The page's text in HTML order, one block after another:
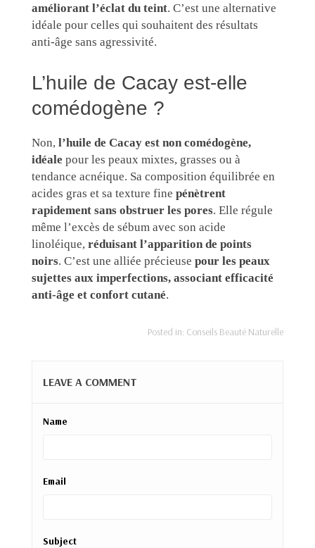
améliorant l’éclat du teint. C’est une alternative
idéale pour celles qui souhaitent des résultats
anti-âge sans agressivité.
L’huile de Cacay est-elle
comédogène ?
Non, l’huile de Cacay est non comédogène,
idéale pour les peaux mixtes, grasses ou à
tendance acnéique. Sa composition équilibrée en
acides gras et sa texture fine pénètrent
rapidement sans obstruer les pores. Elle régule
même l’excès de sébum avec son acide
linoléique, réduisant l’apparition de points
noirs. C’est une alliée précieuse pour les peaux
sujettes aux imperfections, associant efficacité
anti-âge et confort cutané.
Posted in: Conseils Beauté Naturelle
LEAVE A COMMENT
Name
Email
Subject